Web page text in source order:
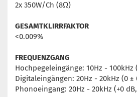
2x 350W/Ch (8Ω)
GESAMTKLIRRFAKTOR
<0.009%
FREQUENZGANG
Hochpegeleingänge: 10Hz - 100kHz
Digitaleingängen: 20Hz - 20kHz (0 ±
Phonoeingang: 20Hz - 20kHz (+0